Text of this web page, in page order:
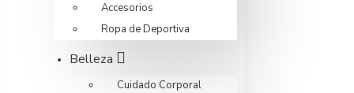
Accesorios
Ropa de Deportiva
Belleza
Cuidado Corporal